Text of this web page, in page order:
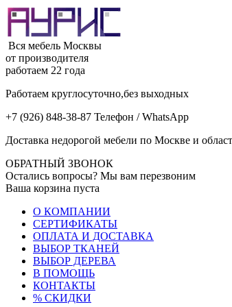
Вся мебель Москвы
от производителя
работаем 22 года
Работаем круглосуточно,без выходных
+7 (926) 848-38-87 Телефон / WhatsApp
Доставка недорогой мебели по Москве и
ОБРАТНЫЙ ЗВОНОК
Остались вопросы? Мы вам перезвоним
Ваша корзина пуста
О КОМПАНИИ
СЕРТИФИКАТЫ
ОПЛАТА И ДОСТАВКА
ВЫБОР ТКАНЕЙ
ВЫБОР ДЕРЕВА
В ПОМОЩЬ
КОНТАКТЫ
% СКИДКИ